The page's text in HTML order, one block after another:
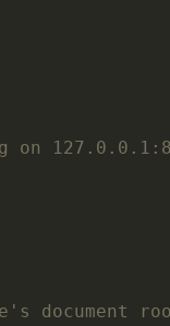
on
document